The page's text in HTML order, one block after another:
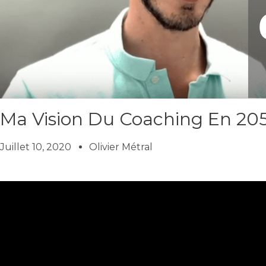
Ma Vision Du Coaching En
Juillet 10, 2020 Olivier Métral